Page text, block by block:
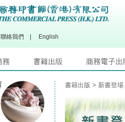
聯絡我們 English
書籍出版 > 新書登場